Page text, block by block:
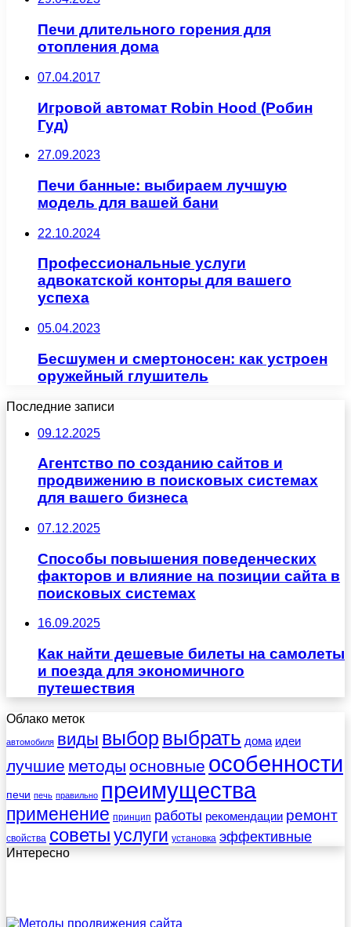
Печи длительного горения для
отопления дома
07.04.2017
Игровой автомат Robin Hood (Робин
Гуд)
27.09.2023
Печи банные: выбираем лучшую
модель для вашей бани
22.10.2024
Профессиональные услуги
адвокатской конторы для вашего
успеха
05.04.2023
Бесшумен и смертоносен: как устроен
оружейный глушитель
Последние записи
09.12.2025
Агентство по созданию сайтов и
продвижению в поисковых системах
для вашего бизнеса
07.12.2025
Способы повышения поведенческих
факторов и влияние на позиции сайта в
поисковых системах
16.09.2025
Как найти дешевые билеты на самолеты
и поезда для экономичного
путешествия
Облако меток
автомобиля виды выбор выбрать дома идеи
лучшие методы основные особенности
печи печь правильно преимущества
применение принцип работы рекомендации ремонт
свойства советыуслуги установка эффективные
Интересно